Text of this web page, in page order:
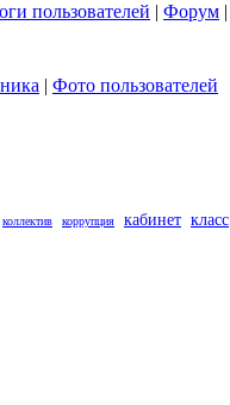
пользователей | Форум |
| Фото пользователей
коллектив коррупция кабинет класс